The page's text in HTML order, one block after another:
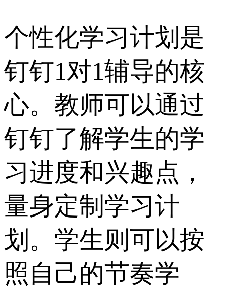
个性化学习计划是
钉钉1对1辅导的核
心。教师可以通过
钉钉了解学生的学
习进度和兴趣点，
量身定制学习计
划。学生则可以按
照自己的节奏学